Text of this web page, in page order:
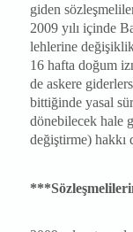
giden
2009 yılı içinde
lehlerine
16 hafta doğum
de askere
bittiğinde yasal
dönebilecek hale
değiştirme) hakkı